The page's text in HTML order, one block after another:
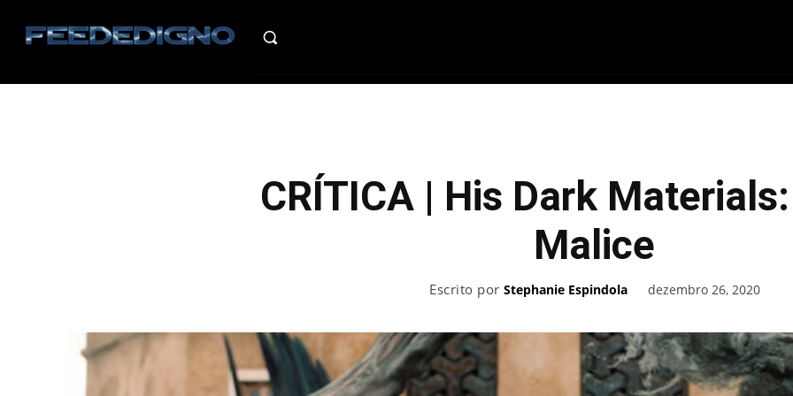
CRÍTICA | His Dark
Malice
Escrito por Stephanie Espindola dezembro 26, 2020